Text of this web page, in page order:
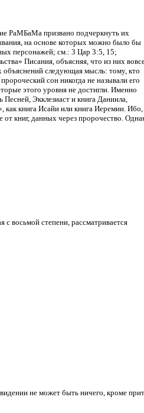
РаМБаМа призвано подчеркнуть их
на основе которых можно было бы
персонажей; см.: 3 Цар 3:5, 15;
Писания, объясняя, что из них
объяснений следующая мысль: тому, кто
сон никогда не называли его
этого уровня не достигли. Именно
Экклезиаст и книга Даниила,
книга Исайи или книга Иеремии. Ибо,
книг, данных через пророчество.
с восьмой степени, рассматривается
не может быть ничего, кроме